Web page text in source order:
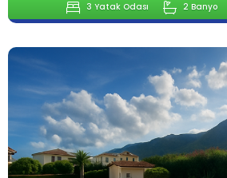
3 Yatak Odası 2 Banyo